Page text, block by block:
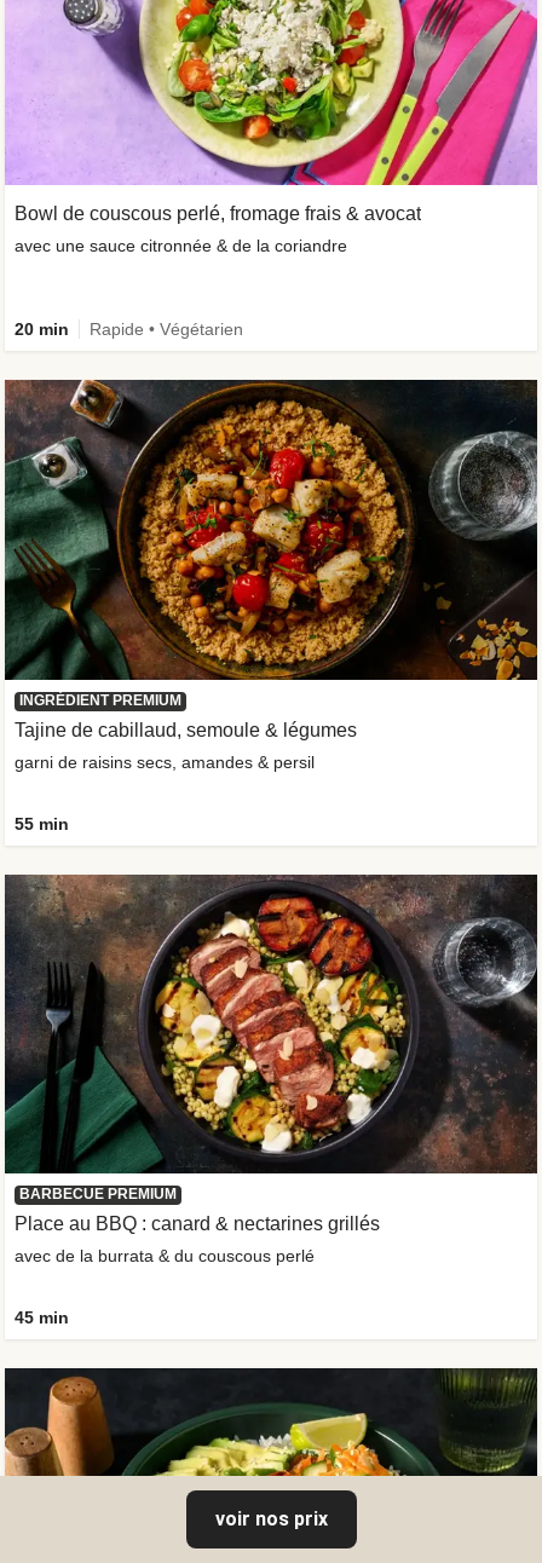
Bowl de couscous perlé, fromage frais & avocat
avec une sauce citronnée & de la coriandre
20 min Rapide • Végétarien
INGRÉDIENT PREMIUM
Tajine de cabillaud, semoule & légumes
garni de raisins secs, amandes & persil
55 min
BARBECUE PREMIUM
Place au BBQ : canard & nectarines grillés
avec de la burrata & du couscous perlé
45 min
voir nos prix